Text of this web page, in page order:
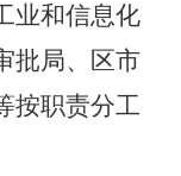
业和信息化
批局、区市
按职责分工